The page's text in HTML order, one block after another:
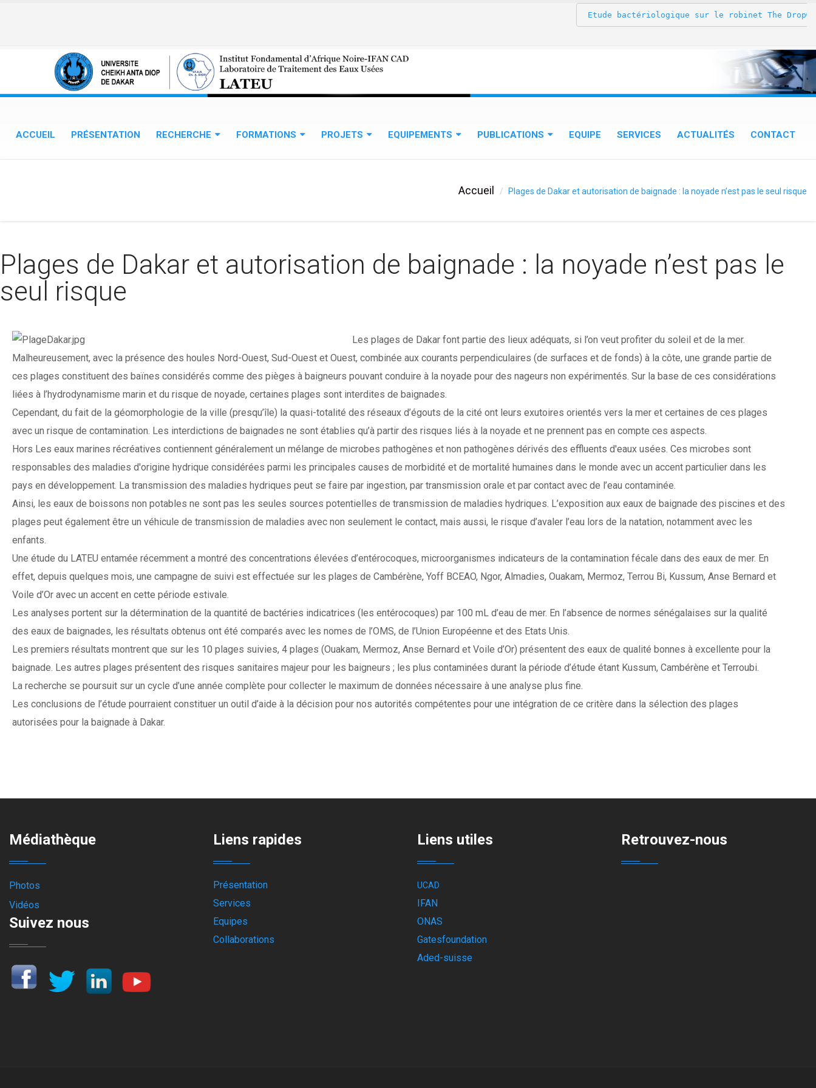
Etude bactériologique sur le robinet The Drop® au
ACCUEIL PRÉSENTATION RECHERCHE FORMATIONS PROJETS EQUIPEMENTS PUBLICATIONS EQUIPE SERVICES ACTUALITÉS CONTACT
Accueil Plages de Dakar et autorisation de baignade : la noyade n’est pas le seul risque
Plages de Dakar et autorisation de baignade : la noyade n’est pas le
seul risque
Les plages de Dakar font partie des lieux adéquats, si l’on veut profiter du soleil et de la mer.
Malheureusement, avec la présence des houles Nord-Ouest, Sud-Ouest et Ouest, combinée aux courants perpendiculaires (de surfaces et de fonds) à la côte, une grande partie de
ces plages constituent des baïnes considérés comme des pièges à baigneurs pouvant conduire à la noyade pour des nageurs non expérimentés. Sur la base de ces considérations
liées à l’hydrodynamisme marin et du risque de noyade, certaines plages sont interdites de baignades.
Cependant, du fait de la géomorphologie de la ville (presqu’île) la quasi-totalité des réseaux d’égouts de la cité ont leurs exutoires orientés vers la mer et certaines de ces plages
avec un risque de contamination. Les interdictions de baignades ne sont établies qu’à partir des risques liés à la noyade et ne prennent pas en compte ces aspects.
Hors Les eaux marines récréatives contiennent généralement un mélange de microbes pathogènes et non pathogènes dérivés des effluents d'eaux usées. Ces microbes sont
responsables des maladies d'origine hydrique considérées parmi les principales causes de morbidité et de mortalité humaines dans le monde avec un accent particulier dans les
pays en développement. La transmission des maladies hydriques peut se faire par ingestion, par transmission orale et par contact avec de l’eau contaminée.
Ainsi, les eaux de boissons non potables ne sont pas les seules sources potentielles de transmission de maladies hydriques. L’exposition aux eaux de baignade des piscines et des
plages peut également être un véhicule de transmission de maladies avec non seulement le contact, mais aussi, le risque d’avaler l’eau lors de la natation, notamment avec les
enfants.
Une étude du LATEU entamée récemment a montré des concentrations élevées d’entérocoques, microorganismes indicateurs de la contamination fécale dans des eaux de mer. En
effet, depuis quelques mois, une campagne de suivi est effectuée sur les plages de Cambérène, Yoff BCEAO, Ngor, Almadies, Ouakam, Mermoz, Terrou Bi, Kussum, Anse Bernard et
Voile d’Or avec un accent en cette période estivale.
Les analyses portent sur la détermination de la quantité de bactéries indicatrices (les entérocoques) par 100 mL d’eau de mer. En l’absence de normes sénégalaises sur la qualité
des eaux de baignades, les résultats obtenus ont été comparés avec les nomes de l’OMS, de l’Union Européenne et des Etats Unis.
Les premiers résultats montrent que sur les 10 plages suivies, 4 plages (Ouakam, Mermoz, Anse Bernard et Voile d’Or) présentent des eaux de qualité bonnes à excellente pour la
baignade. Les autres plages présentent des risques sanitaires majeur pour les baigneurs ; les plus contaminées durant la période d’étude étant Kussum, Cambérène et Terroubi.
La recherche se poursuit sur un cycle d’une année complète pour collecter le maximum de données nécessaire à une analyse plus fine.
Les conclusions de l’étude pourraient constituer un outil d’aide à la décision pour nos autorités compétentes pour une intégration de ce critère dans la sélection des plages
autorisées pour la baignade à Dakar.
Médiathèque
Photos
Vidéos
Suivez nous
Liens rapides
Présentation
Services
Equipes
Collaborations
Liens utiles
UCAD
IFAN
ONAS
Gatesfoundation
Aded-suisse
Retrouvez-nous